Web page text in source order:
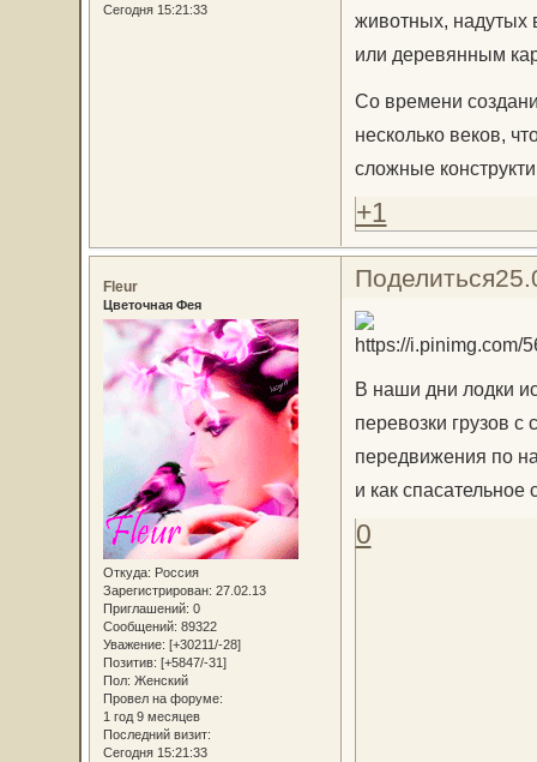
Сегодня 15:21:33
животных, надутых
или деревянным
Со времени
несколько веков,
сложные
+1
Поделиться
Fleur
Цветочная Фея
Откуда: Россия
Зарегистрирован: 27.02.13
Приглашений: 0
Сообщений: 89322
Уважение: [+30211/-28]
Позитив: [+5847/-31]
Пол: Женский
Провел на форуме:
1 год 9 месяцев
Последний визит:
Сегодня 15:21:33
В наши дни лодки
перевозки грузов с
передвижения по
и как
0